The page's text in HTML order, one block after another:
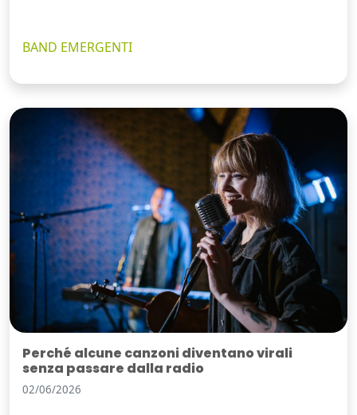
BAND EMERGENTI
Perché alcune canzoni diventano virali
senza passare dalla radio
02/06/2026